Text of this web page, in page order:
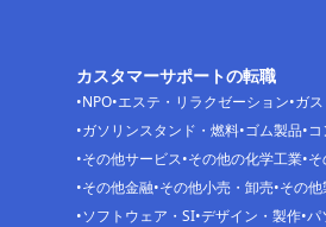
カスタマーサポートの転職
NPO エステ・リラクゼーション ガス
ガソリンスタンド・燃料 ゴム製品
その他サービス その他の化学工業
その他金融 その他小売・卸売 その
ソフトウェア・SI デザイン・製作 パ